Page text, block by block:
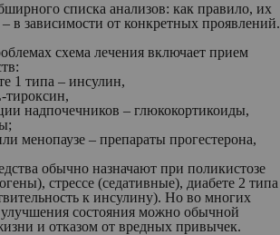
списка анализов: как правило, их
в зависимости от конкретных проявлений.
схема лечения включает прием
1 типа – инсулин,
тироксин,
надпочечников – глюкокортикоиды,
менопаузе – препараты прогестерона,
обычно назначают при поликистозе
стрессе (седативные), диабете 2 типа
к инсулину). Но во многих
улучшения состояния можно обычной
и отказом от вредных привычек.